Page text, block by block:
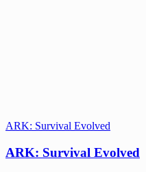
ARK: Survival Evolved
ARK: Survival Evolved